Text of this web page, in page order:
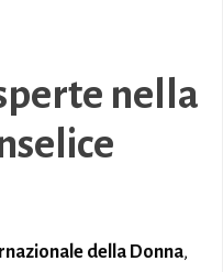
nella
della Donna,